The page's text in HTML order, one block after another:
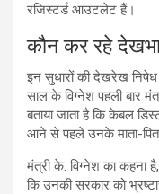
रजिस्टर्ड आउटलेट हैं।
कौन कर रहे
इन सुधारों की देखरेख
साल के विग्नेश पहली बार
बताया जाता है कि केबल
आने से पहले उनके माता-
मंत्री के. विग्नेश का कहना
कि उनकी सरकार को